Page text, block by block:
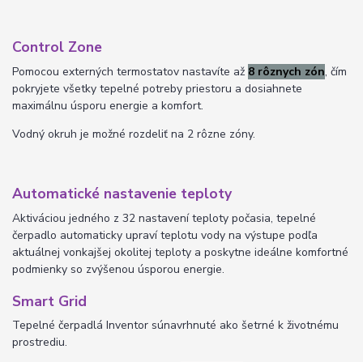
Control Zone
Pomocou externých termostatov nastavíte až 8 rôznych zón, čím
pokryjete všetky tepelné potreby priestoru a dosiahnete
maximálnu úsporu energie a komfort.
Vodný okruh je možné rozdeliť na 2 rôzne zóny.
Automatické nastavenie teploty
Aktiváciou jedného z 32 nastavení teploty počasia, tepelné
čerpadlo automaticky upraví teplotu vody na výstupe podľa
aktuálnej vonkajšej okolitej teploty a poskytne ideálne komfortné
podmienky so zvýšenou úsporou energie.
Smart Grid
Tepelné čerpadlá Inventor súnavrhnuté ako šetrné k životnému
prostrediu.